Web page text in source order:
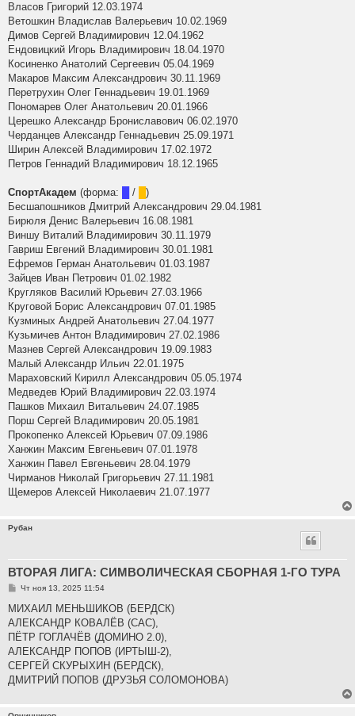
Власов Григорий 12.03.1974
Ветошкин Владислав Валерьевич 10.02.1969
Димов Сергей Владимирович 12.04.1962
Ендовицкий Игорь Владимирович 18.04.1970
Косиненко Анатолий Сергеевич 05.04.1969
Макаров Максим Александрович 30.11.1969
Перетрухин Олег Геннадьевич 19.01.1969
Пономарев Олег Анатольевич 20.01.1966
Церешко Александр Брониславович 06.02.1970
Черданцев Александр Геннадьевич 25.09.1971
Ширин Алексей Владимирович 17.02.1972
Петров Геннадий Владимирович 18.12.1965
СпортАкадем (форма: /
)
Бесшапошников Дмитрий Александрович 29.04.1981
Бирюля Денис Валерьевич 16.08.1981
Виншу Виталий Владимирович 30.11.1979
Гавриш Евгений Владимирович 30.01.1981
Ефремов Герман Анатольевич 01.03.1987
Зайцев Иван Петрович 01.02.1982
Кругляков Василий Юрьевич 27.03.1966
Круговой Борис Александрович 07.01.1985
Кузминых Андрей Анатольевич 27.04.1977
Кузьмичев Антон Владимирович 27.02.1986
Мазнев Сергей Александрович 19.09.1983
Малый Александр Ильич 22.01.1975
Мараховский Кирилл Александрович 05.05.1974
Медведев Юрий Владимирович 22.03.1974
Пашков Михаил Витальевич 24.07.1985
Порш Сергей Владимирович 20.05.1981
Прокопенко Алексей Юрьевич 07.09.1986
Ханжин Максим Евгеньевич 07.01.1978
Ханжин Павел Евгеньевич 28.04.1979
Чирманов Николай Григорьевич 27.11.1981
Щемеров Алексей Николаевич 21.07.1977
Рубан
ВТОРАЯ ЛИГА: СИМВОЛИЧЕСКАЯ СБОРНАЯ 1-ГО ТУРА
С
о
щ
е
и
е
Чт ноя 13, 2025 11:54
МИХАИЛ МЕНЬШИКОВ (БЕРДСК)
АЛЕКСАНДР КОВАЛЁВ (САС),
ПЁТР ГОГЛАЧЁВ (ДОМИНО 2.0),
АЛЕКСАНДР ПОПОВ (ИРТЫШ-2),
СЕРГЕЙ СКУРЫХИН (БЕРДСК),
ДМИТРИЙ ПОПОВ (ДРУЗЬЯ СОЛОМОНОВА)